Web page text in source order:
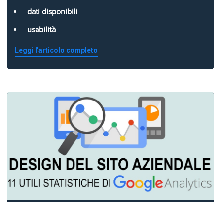
dati disponibili
usabilità
Leggi l'articolo completo